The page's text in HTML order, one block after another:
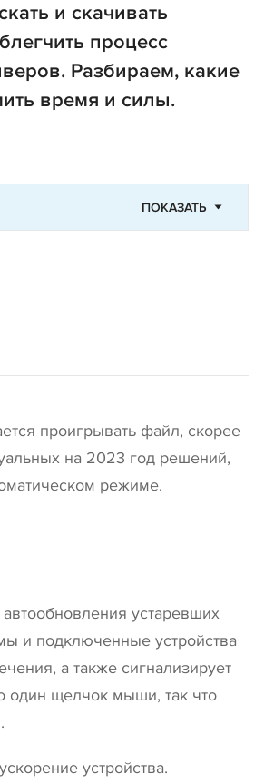
и скачивать
процесс
Разбираем, какие
время и силы.
ПОКАЗАТЬ
проигрывать файл, скорее
на 2023 год решений,
режиме.
устаревших
и подключенные устройства
а также сигнализирует
один щелчок мыши, так что
устройства.